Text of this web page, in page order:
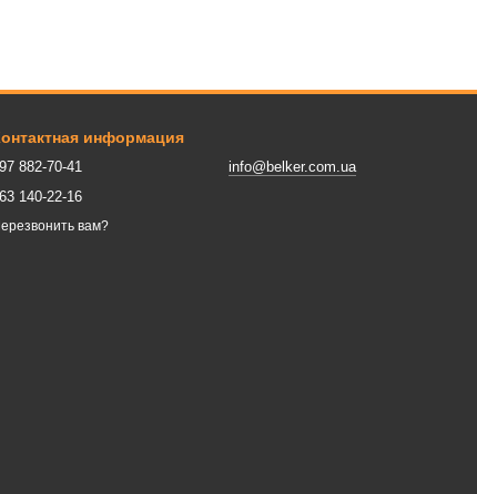
информация
882-70-41
140-22-16
вам?
info@belker.com.ua